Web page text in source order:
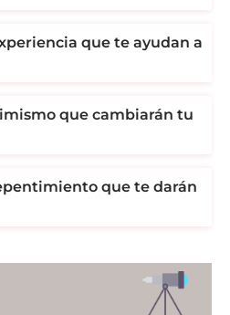
que te ayudan a
que cambiarán tu
que te darán